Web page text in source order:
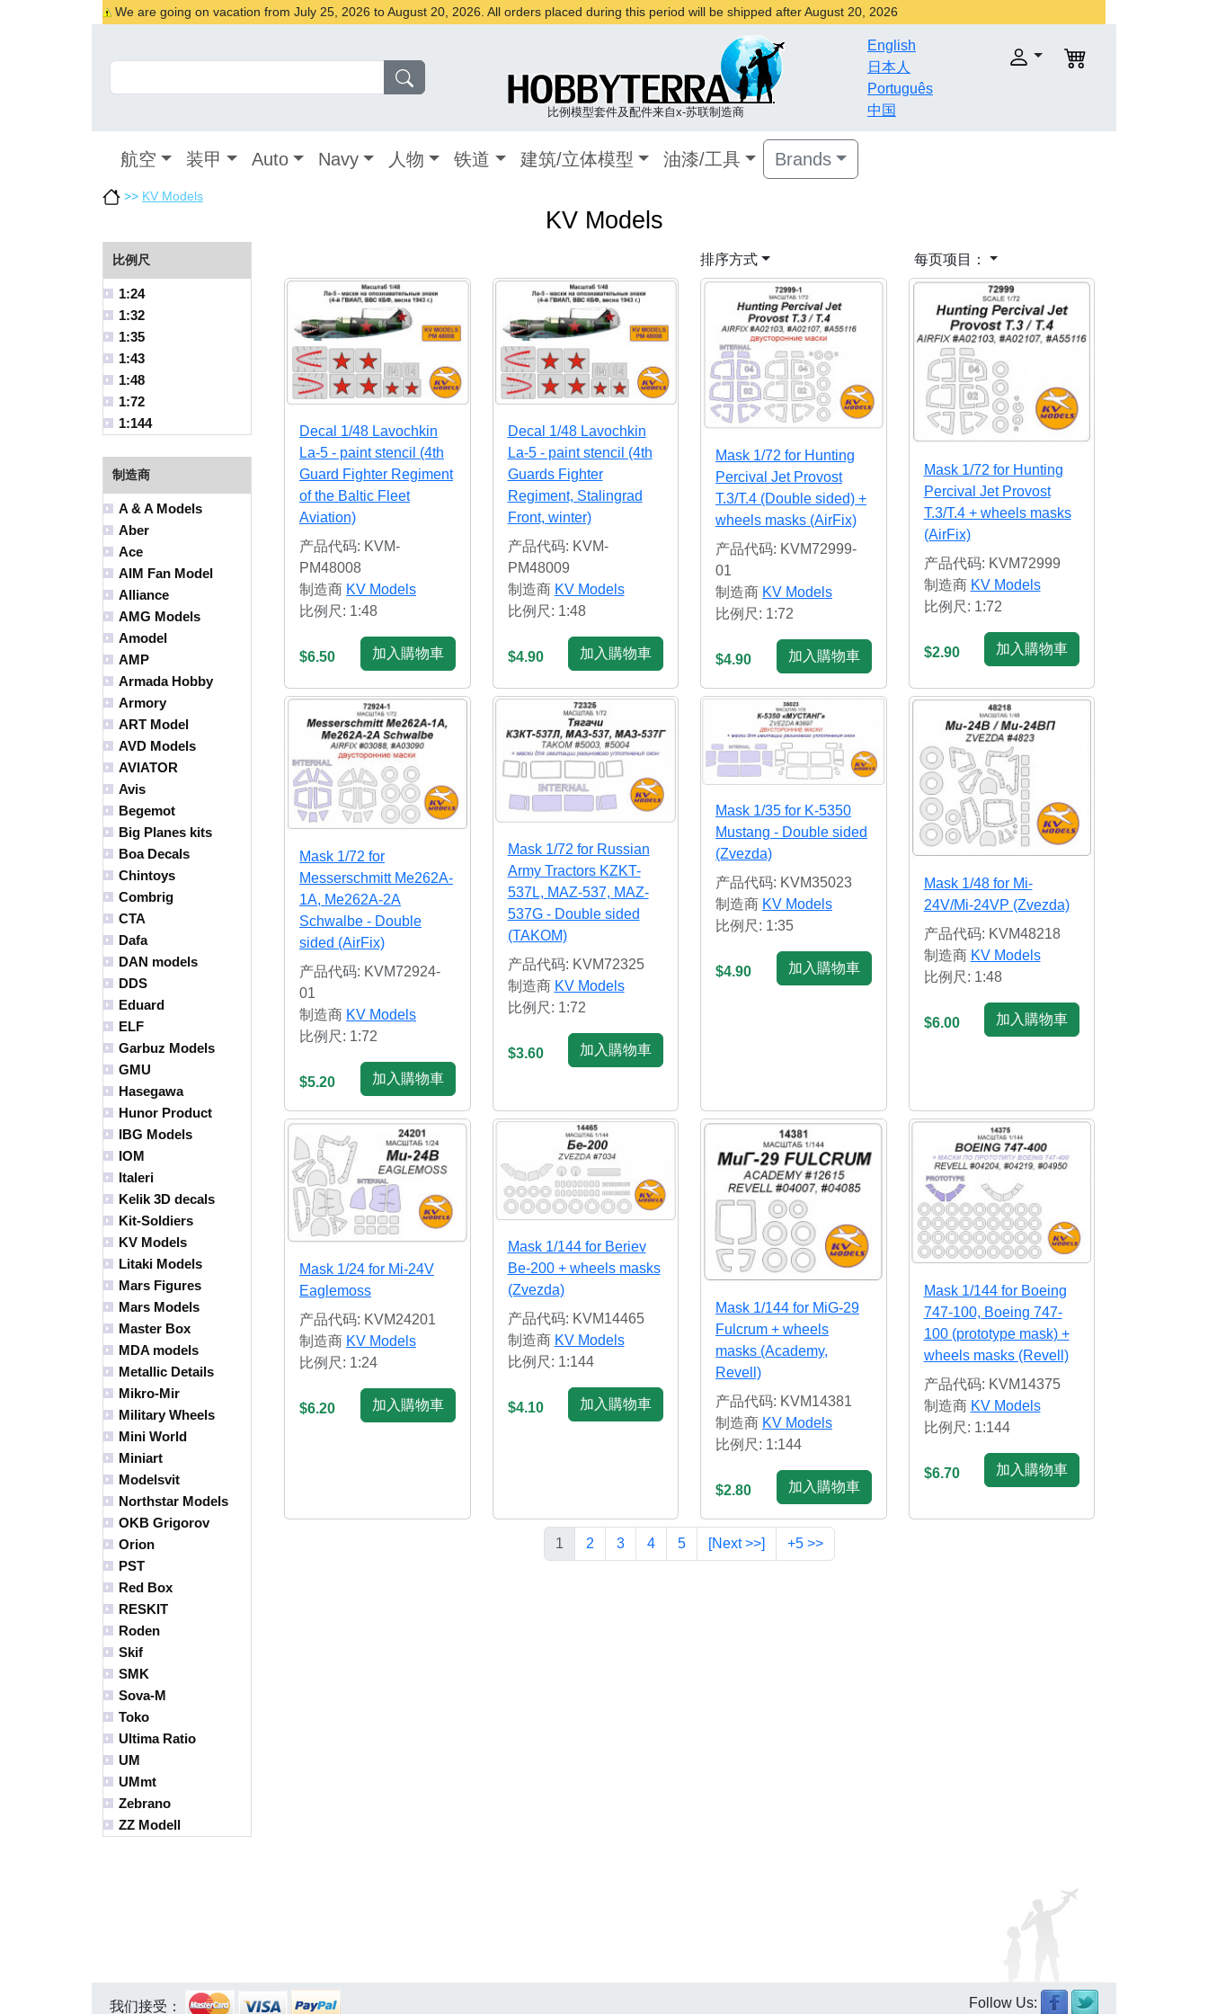
We are going on vacation from July 25, 2026 to August 20, 2026. All orders placed during this period will be shipped after August 20, 2026
比例模型套件及配件来自x-苏联制造商
English
日本人
Português
中国
航空 装甲 Auto Navy 人物 铁道 建筑/立体模型 油漆/工具 Brands
>> KV Models
KV Models
比例尺
1:24
1:32
1:35
1:43
1:48
1:72
1:144
制造商
A & A Models
Aber
Ace
AIM Fan Model
Alliance
AMG Models
Amodel
AMP
Armada Hobby
Armory
ART Model
AVD Models
AVIATOR
Avis
Begemot
Big Planes kits
Boa Decals
Chintoys
Combrig
CTA
Dafa
DAN models
DDS
Eduard
ELF
Garbuz Models
GMU
Hasegawa
Hunor Product
IBG Models
IOM
Italeri
Kelik 3D decals
Kit-Soldiers
KV Models
Litaki Models
Mars Figures
Mars Models
Master Box
MDA models
Metallic Details
Mikro-Mir
Military Wheels
Mini World
Miniart
Modelsvit
Northstar Models
OKB Grigorov
Orion
PST
Red Box
RESKIT
Roden
Skif
SMK
Sova-M
Toko
Ultima Ratio
UM
UMmt
Zebrano
ZZ Modell
排序方式 每页项目：
Decal 1/48 Lavochkin
La-5 - paint stencil (4th
Guard Fighter Regiment
of the Baltic Fleet
Aviation)
产品代码: KVM-
PM48008
制造商 KV Models
比例尺: 1:48
$6.50 加入購物車
Decal 1/48 Lavochkin
La-5 - paint stencil (4th
Guards Fighter
Regiment, Stalingrad
Front, winter)
产品代码: KVM-
PM48009
制造商 KV Models
比例尺: 1:48
$4.90 加入購物車
Mask 1/72 for Hunting
Percival Jet Provost
T.3/T.4 (Double sided) +
wheels masks (AirFix)
产品代码: KVM72999-
01
制造商 KV Models
比例尺: 1:72
$4.90 加入購物車
Mask 1/72 for Hunting
Percival Jet Provost
T.3/T.4 + wheels masks
(AirFix)
产品代码: KVM72999
制造商 KV Models
比例尺: 1:72
$2.90 加入購物車
Mask 1/72 for
Messerschmitt Me262A-
1A, Me262A-2A
Schwalbe - Double
sided (AirFix)
产品代码: KVM72924-
01
制造商 KV Models
比例尺: 1:72
$5.20 加入購物車
Mask 1/72 for Russian
Army Tractors KZKT-
537L, MAZ-537, MAZ-
537G - Double sided
(TAKOM)
产品代码: KVM72325
制造商 KV Models
比例尺: 1:72
$3.60 加入購物車
Mask 1/35 for K-5350
Mustang - Double sided
(Zvezda)
产品代码: KVM35023
制造商 KV Models
比例尺: 1:35
$4.90 加入購物車
Mask 1/48 for Mi-
24V/Mi-24VP (Zvezda)
产品代码: KVM48218
制造商 KV Models
比例尺: 1:48
$6.00 加入購物車
Mask 1/24 for Mi-24V
Eaglemoss
产品代码: KVM24201
制造商 KV Models
比例尺: 1:24
$6.20 加入購物車
Mask 1/144 for Beriev
Be-200 + wheels masks
(Zvezda)
产品代码: KVM14465
制造商 KV Models
比例尺: 1:144
$4.10 加入購物車
Mask 1/144 for MiG-29
Fulcrum + wheels
masks (Academy,
Revell)
产品代码: KVM14381
制造商 KV Models
比例尺: 1:144
$2.80 加入購物車
Mask 1/144 for Boeing
747-100, Boeing 747-
100 (prototype mask) +
wheels masks (Revell)
产品代码: KVM14375
制造商 KV Models
比例尺: 1:144
$6.70 加入購物車
1 2 3 4 5 [Next >>] +5 >>
我们接受： Follow Us: